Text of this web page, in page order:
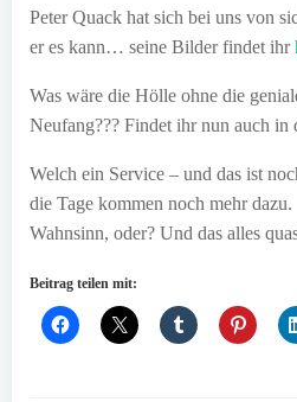
Peter Quack hat sich bei uns von
er es kann… seine Bilder findet ihr
Was wäre die Hölle ohne die
Neufang??? Findet ihr nun auch in
Welch ein Service – und das ist
die Tage kommen noch mehr dazu.
Wahnsinn, oder? Und das alles
Beitrag teilen mit: